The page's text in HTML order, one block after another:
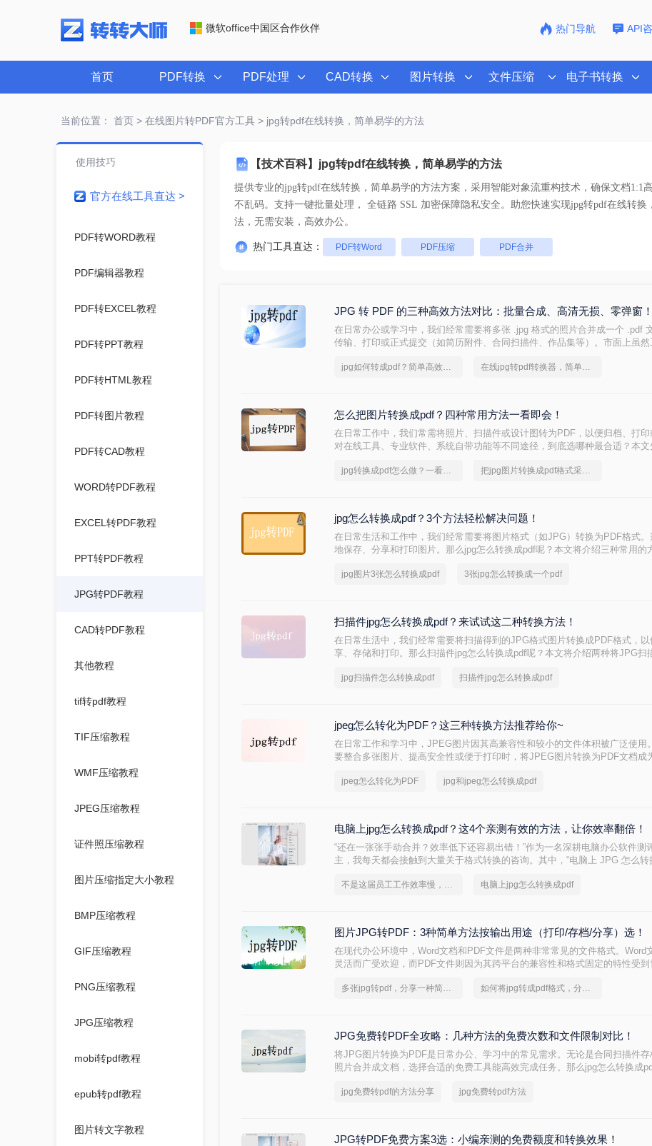
微软office中国区合作伙伴 热门导航 API
首页 PDF转换 PDF处理 CAD转换 图片转换 文件压缩 电子书转换
当前位置： 首页> 在线图片转PDF官方工具> jpg转pdf在线转换，简单易学的方法
【技术百科】jpg转pdf在线转换，简单易学的方法
提供专业的jpg转pdf在线转换，简单易学的方法方案，采用智能对象流重构技术，确保文档1:1
不乱码。支持一键批量处理， 全链路 SSL 加密保障隐私安全。助您快速实现jpg转pdf在线转换
法，无需安装，高效办公。
热门工具直达： PDF转Word PDF压缩 PDF合并
使用技巧
官方在线工具直达 >
PDF转WORD教程
PDF编辑器教程
PDF转EXCEL教程
PDF转PPT教程
PDF转HTML教程
PDF转图片教程
PDF转CAD教程
WORD转PDF教程
EXCEL转PDF教程
PPT转PDF教程
JPG转PDF教程
CAD转PDF教程
其他教程
tif转pdf教程
TIF压缩教程
WMF压缩教程
JPEG压缩教程
证件照压缩教程
图片压缩指定大小教程
BMP压缩教程
GIF压缩教程
PNG压缩教程
JPG压缩教程
mobi转pdf教程
epub转pdf教程
图片转文字教程
JPG 转 PDF 的三种高效方法对比：批量合成、高清无损、零弹窗！
在日常办公或学习中，我们经常需要将多张 .jpg 格式的照片合并成一个 .pdf
传输、打印或正式提交（如简历附件、合同扫描件、作品集等）。市面上虽然
理了三种安全、有效且无需安装第三方插件的转换方案。这三种方案均能保证
jpg如何转成pdf？简单高效的恢复方法 在线jpg转pdf转换器，简单高效的转换方法
怎么把图片转换成pdf？四种常用方法一看即会！
在日常工作中，我们常需将照片、扫描件或设计图转为PDF，以便归档、打
对在线工具、专业软件、系统自带功能等不同途径，到底选哪种最合适？本文
jpg转换成pdf怎么做？一看便知 把jpg图片转换成pdf格式采取什么方法
jpg怎么转换成pdf？3个方法轻松解决问题！
在日常生活和工作中，我们经常需要将图片格式（如JPG）转换为PDF格式
地保存、分享和打印图片。那么jpg怎么转换成pdf呢？本文将介绍三种常用的
jpg图片3张怎么转换成pdf 3张jpg怎么转换成一个pdf
扫描件jpg怎么转换成pdf？来试试这二种转换方法！
在日常生活中，我们经常需要将扫描得到的JPG格式图片转换成PDF格式，以
享、存储和打印。那么扫描件jpg怎么转换成pdf呢？本文将介绍两种将JPG扫
jpg扫描件怎么转换成pdf 扫描件jpg怎么转换成pdf
jpeg怎么转化为PDF？这三种转换方法推荐给你~
在日常工作和学习中，JPEG图片因其高兼容性和较小的文件体积被广泛使用
要整合多张图片、提高安全性或便于打印时，将JPEG图片转换为PDF文档成
用户根据需求选择最适合的方案。
jpeg怎么转化为PDF jpg和jpeg怎么转换成pdf
电脑上jpg怎么转换成pdf？这4个亲测有效的方法，让你效率翻倍！
“还在一张张手动合并？效率低下还容易出错！”作为一名深耕电脑办公软件测
主，我每天都会接触到大量关于格式转换的咨询。其中，“电脑上 JPG 怎么转
不是这届员工工作效率慢，是你不会jpg转换成pdf这一招！ 电脑上jpg怎么转换成pdf
图片JPG转PDF：3种简单方法按输出用途（打印/存档/分享）选！
在现代办公环境中，Word文档和PDF文件是两种非常常见的文件格式。Word
灵活而广受欢迎，而PDF文件则因为其跨平台的兼容性和格式固定的特性受到
种常用的Word转PDF的方法。
多张jpg转pdf，分享一种简单的方法 如何将jpg转成pdf格式，分享一种简单的方法
JPG免费转PDF全攻略：几种方法的免费次数和文件限制对比！
将JPG图片转换为PDF是日常办公、学习中的常见需求。无论是合同扫描件存
照片合并成文档，选择合适的免费工具能高效完成任务。那么jpg怎么转换成
jpg免费转pdf的方法分享 jpg免费转pdf方法
JPG转PDF免费方案3选：小编亲测的免费额度和转换效果！